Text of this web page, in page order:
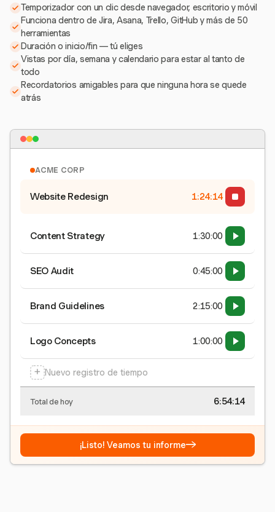
Temporizador con un clic desde navegador, escritorio y móvil
Funciona dentro de Jira, Asana, Trello, GitHub y más de 50
herramientas
Duración o inicio/fin — tú eliges
Vistas por día, semana y calendario para estar al tanto de
todo
Recordatorios amigables para que ninguna hora se quede
atrás
ACME CORP
Website Redesign 1:24:15
Content Strategy 1:30:00
SEO Audit 0:45:00
Brand Guidelines 2:15:00
Logo Concepts 1:00:00
+ Nuevo registro de tiempo
Total de hoy 6:54:15
¡Listo! Veamos tu informe→